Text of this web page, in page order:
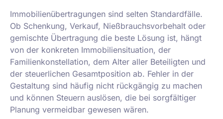
Immobilienübertragungen sind selten Standardfälle.
Ob Schenkung, Verkauf, Nießbrauchsvorbehalt oder
gemischte Übertragung die beste Lösung ist, hängt
von der konkreten Immobiliensituation, der
Familienkonstellation, dem Alter aller Beteiligten und
der steuerlichen Gesamtposition ab. Fehler in der
Gestaltung sind häufig nicht rückgängig zu machen
und können Steuern auslösen, die bei sorgfältiger
Planung vermeidbar gewesen wären.